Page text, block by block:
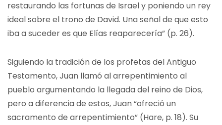
restaurando las fortunas de Israel y poniendo un rey
ideal sobre el trono de David. Una señal de que esto
iba a suceder es que Elías reaparecería” (p. 26).
Siguiendo la tradición de los profetas del Antiguo
Testamento, Juan llamó al arrepentimiento al
pueblo argumentando la llegada del reino de Dios,
pero a diferencia de estos, Juan “ofreció un
sacramento de arrepentimiento” (Hare, p. 18). Su